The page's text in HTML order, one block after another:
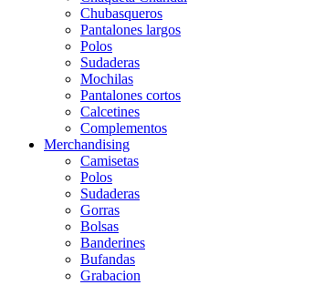
Chubasqueros
Pantalones largos
Polos
Sudaderas
Mochilas
Pantalones cortos
Calcetines
Complementos
Merchandising
Camisetas
Polos
Sudaderas
Gorras
Bolsas
Banderines
Bufandas
Grabacion